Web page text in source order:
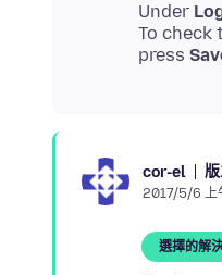
Under
To check
press
cor-el
2017/5/6 上
選擇的解